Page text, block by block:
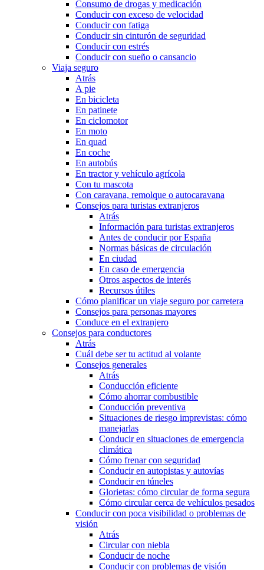
Consumo de drogas y medicación
Conducir con exceso de velocidad
Conducir con fatiga
Conducir sin cinturón de seguridad
Conducir con estrés
Conducir con sueño o cansancio
Viaja seguro
Atrás
A pie
En bicicleta
En patinete
En ciclomotor
En moto
En quad
En coche
En autobús
En tractor y vehículo agrícola
Con tu mascota
Con caravana, remolque o autocaravana
Consejos para turistas extranjeros
Atrás
Información para turistas extranjeros
Antes de conducir por España
Normas básicas de circulación
En ciudad
En caso de emergencia
Otros aspectos de interés
Recursos útiles
Cómo planificar un viaje seguro por carretera
Consejos para personas mayores
Conduce en el extranjero
Consejos para conductores
Atrás
Cuál debe ser tu actitud al volante
Consejos generales
Atrás
Conducción eficiente
Cómo ahorrar combustible
Conducción preventiva
Situaciones de riesgo imprevistas: cómo
manejarlas
Conducir en situaciones de emergencia
climática
Cómo frenar con seguridad
Conducir en autopistas y autovías
Conducir en túneles
Glorietas: cómo circular de forma segura
Cómo circular cerca de vehículos pesados
Conducir con poca visibilidad o problemas de
visión
Atrás
Circular con niebla
Conducir de noche
Conducir con problemas de visión